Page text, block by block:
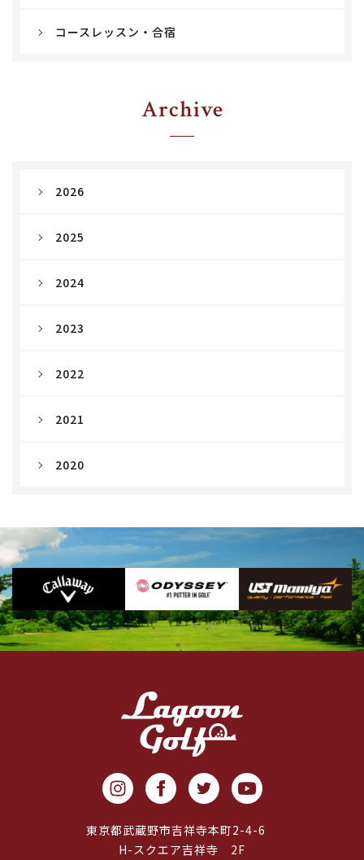
コースレッスン・合宿
Archive
2026
2025
2024
2023
2022
2021
2020
東京都武蔵野市吉祥寺本町2-4-6
H-スクエア吉祥寺 2F